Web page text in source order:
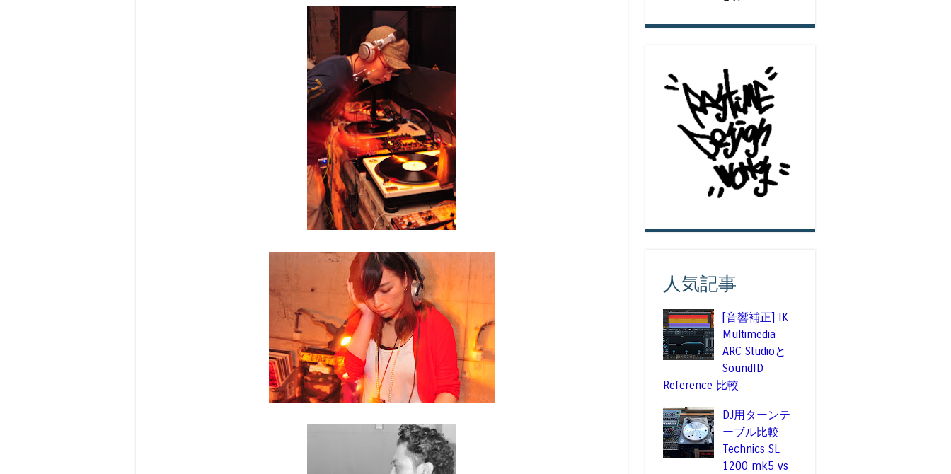
人気記事
[音響補正] IK
Multimedia
ARC Studioと
SoundID
Reference 比較
DJ用ターンテ
ーブル比較
Technics SL-
1200 mk5 vs